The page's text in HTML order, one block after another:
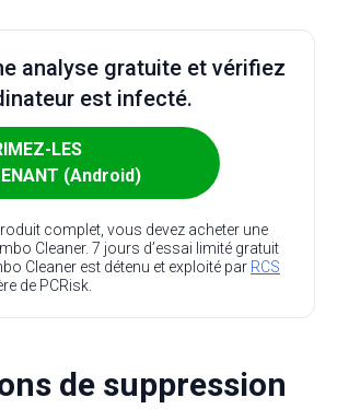
analyse gratuite et vérifiez
est infecté.
LES
(Android)
complet, vous devez acheter une
Cleaner. 7 jours d’essai limité gratuit
Cleaner est détenu et exploité par RCS
de PCRisk.
de suppression